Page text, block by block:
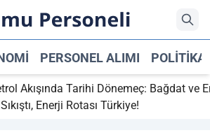
PERSONEL ALIMI POLITIKA
Akışında Tarihi Dönemeç: Bağdat ve Erbil
Enerji Rotası Türkiye!